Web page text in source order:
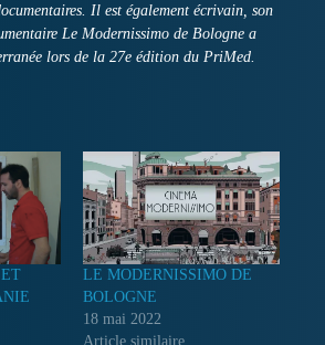
Il est également écrivain, son
Le Modernissimo de Bologne a
lors de la 27e édition du PriMed.
LE MODERNISSIMO DE
BOLOGNE
18 mai 2022
Article similaire